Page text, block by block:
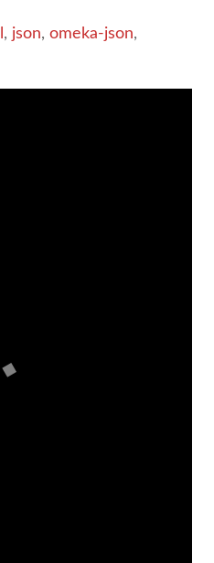
, json, omeka-json,